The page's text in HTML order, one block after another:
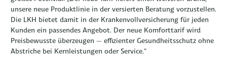
unsere neue Produktlinie in der versierten Beratung vorzustellen.
Die LKH bietet damit in der Krankenvollversicherung für jeden
Kunden ein passendes Angebot. Der neue Komforttarif wird
Preisbewusste überzeugen – effizienter Gesundheitsschutz ohne
Abstriche bei Kernleistungen oder Service.“